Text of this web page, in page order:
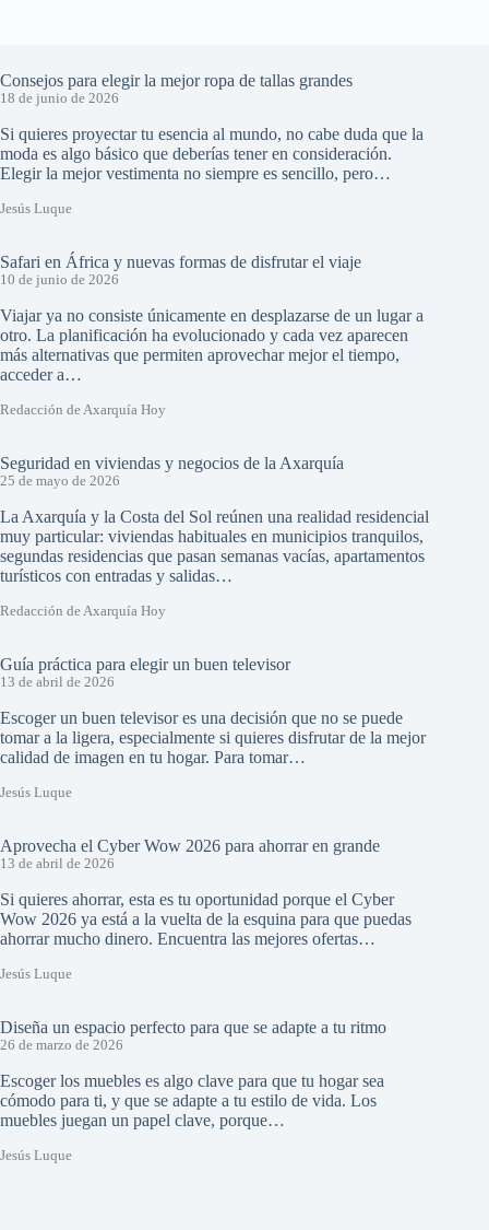
Consejos para elegir la mejor ropa de tallas grandes
18 de junio de 2026
Si quieres proyectar tu esencia al mundo, no cabe duda que la
moda es algo básico que deberías tener en consideración.
Elegir la mejor vestimenta no siempre es sencillo, pero…
Jesús Luque
Safari en África y nuevas formas de disfrutar el viaje
10 de junio de 2026
Viajar ya no consiste únicamente en desplazarse de un lugar a
otro. La planificación ha evolucionado y cada vez aparecen
más alternativas que permiten aprovechar mejor el tiempo,
acceder a…
Redacción de Axarquía Hoy
Seguridad en viviendas y negocios de la Axarquía
25 de mayo de 2026
La Axarquía y la Costa del Sol reúnen una realidad residencial
muy particular: viviendas habituales en municipios tranquilos,
segundas residencias que pasan semanas vacías, apartamentos
turísticos con entradas y salidas…
Redacción de Axarquía Hoy
Guía práctica para elegir un buen televisor
13 de abril de 2026
Escoger un buen televisor es una decisión que no se puede
tomar a la ligera, especialmente si quieres disfrutar de la mejor
calidad de imagen en tu hogar. Para tomar…
Jesús Luque
Aprovecha el Cyber Wow 2026 para ahorrar en grande
13 de abril de 2026
Si quieres ahorrar, esta es tu oportunidad porque el Cyber
Wow 2026 ya está a la vuelta de la esquina para que puedas
ahorrar mucho dinero. Encuentra las mejores ofertas…
Jesús Luque
Diseña un espacio perfecto para que se adapte a tu ritmo
26 de marzo de 2026
Escoger los muebles es algo clave para que tu hogar sea
cómodo para ti, y que se adapte a tu estilo de vida. Los
muebles juegan un papel clave, porque…
Jesús Luque